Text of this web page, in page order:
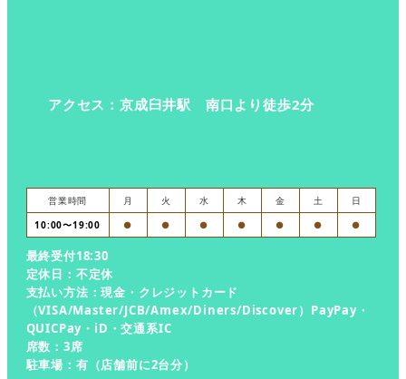
営業時間 月 火 水 木 金 土
日
10:00〜19:00
● ● ● ● ● ● ●
最終受付18:30
定休日：不定休
支払い方法：現金・クレジットカード
（VISA/Master/JCB/Amex/Diners/Discover）PayPay・
QUICPay・iD・交通系IC
席数：3席
駐車場：有（店舗前に2台分）
アクセス：京成臼井駅 南口より徒歩2分